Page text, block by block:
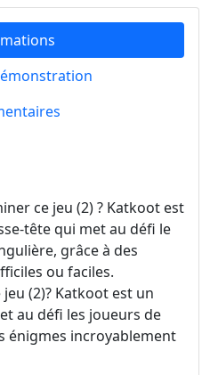
ce jeu (2) ? Katkoot est
tête qui met au défi le
grâce à des
ou faciles.
(2)? Katkoot est un
au défi les joueurs de
énigmes incroyablement